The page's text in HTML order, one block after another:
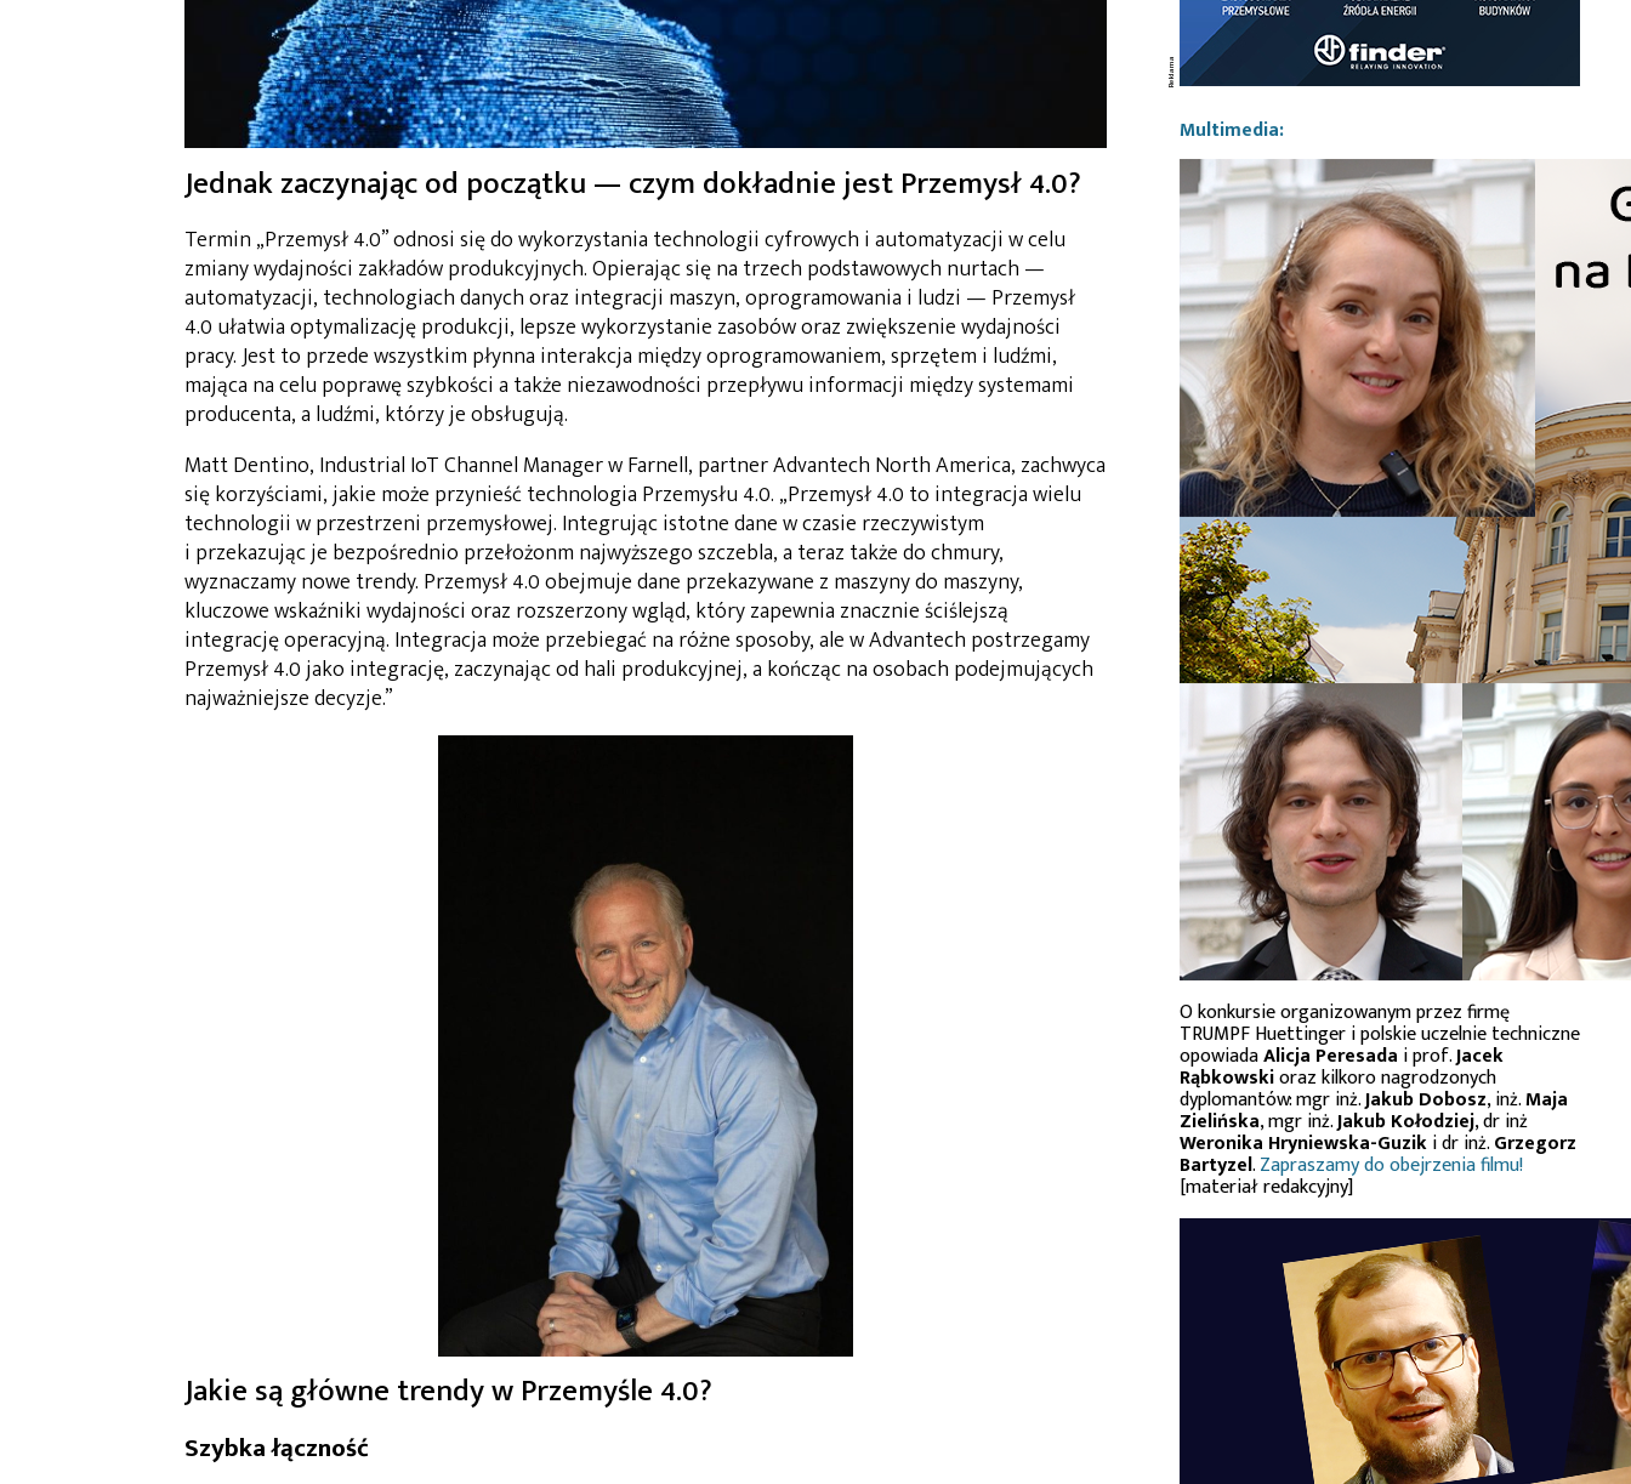
Jednak zaczynając od początku — czym dokładnie jest Przemysł 4.0?
Termin „Przemysł 4.0” odnosi się do wykorzystania technologii cyfrowych i automatyzacji w celu
zmiany wydajności zakładów produkcyjnych. Opierając się na trzech podstawowych nurtach —
automatyzacji, technologiach danych oraz integracji maszyn, oprogramowania i ludzi — Przemysł
4.0 ułatwia optymalizację produkcji, lepsze wykorzystanie zasobów oraz zwiększenie wydajności
pracy. Jest to przede wszystkim płynna interakcja między oprogramowaniem, sprzętem i ludźmi,
mająca na celu poprawę szybkości a także niezawodności przepływu informacji między systemami
producenta, a ludźmi, którzy je obsługują.
Matt Dentino, Industrial IoT Channel Manager w Farnell, partner Advantech North America, zachwyca
się korzyściami, jakie może przynieść technologia Przemysłu 4.0. „Przemysł 4.0 to integracja wielu
technologii w przestrzeni przemysłowej. Integrując istotne dane w czasie rzeczywistym
i przekazując je bezpośrednio przełożonm najwyższego szczebla, a teraz także do chmury,
wyznaczamy nowe trendy. Przemysł 4.0 obejmuje dane przekazywane z maszyny do maszyny,
kluczowe wskaźniki wydajności oraz rozszerzony wgląd, który zapewnia znacznie ściślejszą
integrację operacyjną. Integracja może przebiegać na różne sposoby, ale w Advantech postrzegamy
Przemysł 4.0 jako integrację, zaczynając od hali produkcyjnej, a kończąc na osobach podejmujących
najważniejsze decyzje.”
Jakie są główne trendy w Przemyśle 4.0?
Szybka łączność
Multimedia:
O konkursie organizowanym przez firmę
TRUMPF Huettinger i polskie uczelnie techniczne
opowiadaAlicja Peresada i prof.Jacek
Rąbkowskioraz kilkoro nagrodzonych
dyplomantów: mgr inż.Jakub Dobosz, inż.Maja
Zielińska, mgr inż.Jakub Kołodziej, dr inż
Weronika Hryniewska-Guziki dr inż.Grzegorz
Bartyzel.Zapraszamy do obejrzenia filmu!
[materiał redakcyjny]